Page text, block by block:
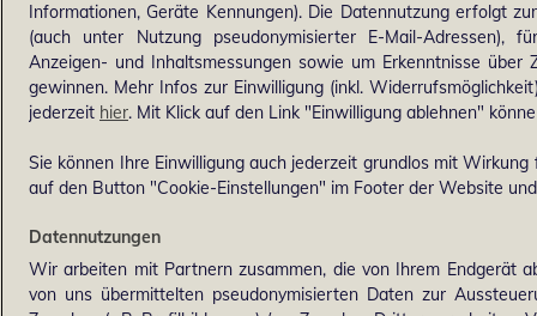
Informationen, Geräte Kennungen). Die Datennutzung erfolgt
(auch unter Nutzung pseudonymisierter E-Mail-Adressen),
Anzeigen- und Inhaltsmessungen sowie um Erkenntnisse über
gewinnen. Mehr Infos zur Einwilligung (inkl.
jederzeit hier. Mit Klick auf den Link "Einwilligung ablehnen"
Sie können Ihre Einwilligung auch jederzeit grundlos mit
auf den Button "Cookie-Einstellungen" im Footer der Website
Datennutzungen
Wir arbeiten mit Partnern zusammen, die von Ihrem Endgerät
von uns übermittelten pseudonymisierten Daten zur